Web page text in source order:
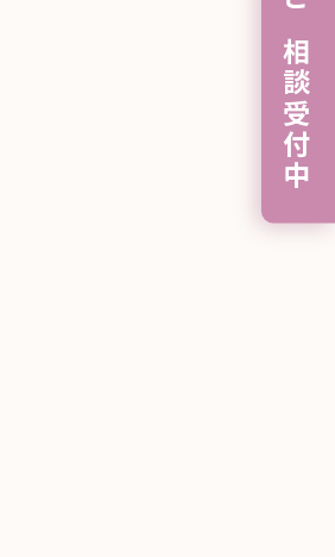
ご相談受付中